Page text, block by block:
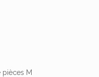
M